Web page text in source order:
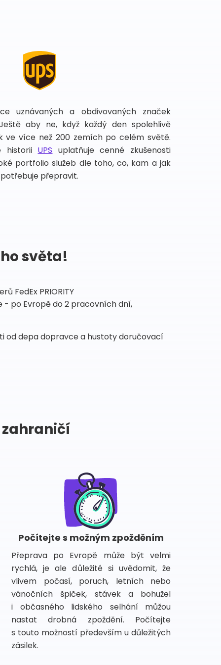
uznávaných a obdivovaných značek
aby ne, když každý den spolehlivě
ve více než 200 zemích po celém světě.
historii UPS uplatňuje cenné zkušenosti
portfolio služeb dle toho, co, kam a jak
přepravit.
světa!
FedEx PRIORITY
- po Evropě do 2 pracovních dní,
od depa dopravce a hustoty doručovací
Počítejte s možným zpožděním
Přeprava po Evropě může být velmi
rychlá, je ale důležité si uvědomit, že
vlivem počasí, poruch, letních nebo
vánočních špiček, stávek a bohužel
i občasného lidského selhání můžou
nastat drobná zpoždění. Počítejte
s touto možností především u důležitých
zásilek.